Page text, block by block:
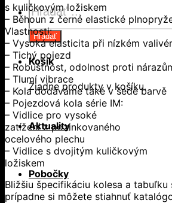
search
Hľadať
Košík
Žiadne produkty v košíku.
Aktuality
Pobočky
s kuličkovým ložiskem
– Běhoun z černé elastické
Vlastnosti:
– Vysoká elasticita při nízkém
– Tichý pojezd
– Robustnost, odolnost proti
– Tlumí vibrace
– Kola dodáváme také v šedé barvě
– Pojezdová kola série IM:
– Vidlice pro vysoké
zatížení z pozinkovaného
ocelového plechu
– Vidlice s dvojitým kuličkovým
ložiskem
Bližšiu špecifikáciu kolesa a
prípadne si môžete stiahnuť